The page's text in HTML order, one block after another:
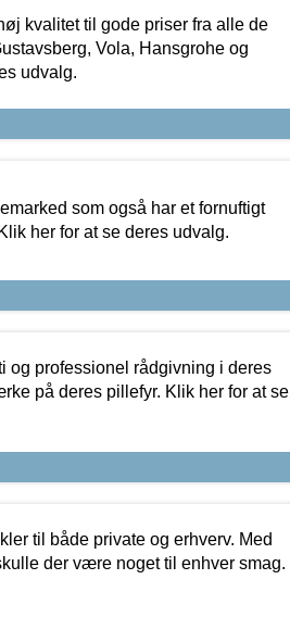
kvalitet til gode priser fra alle de
Vola, Hansgrohe og
udvalg.
som også har et fornuftigt
her for at se deres udvalg.
og professionel rådgivning i deres
på deres pillefyr. Klik her for at se
til både private og erhverv. Med
der være noget til enhver smag.